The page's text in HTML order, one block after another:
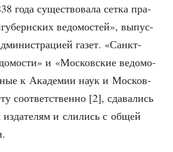
года суще­ство­ва­ла сет­ка пра­
ведо­мо­стей», выпус­
газет. «Санкт-
и «Мос­ков­ские ведо­мо­
к Ака­де­мии наук и Мос­ков­
соот­вет­ствен­но [2], сда­ва­лись
и сли­лись с общей